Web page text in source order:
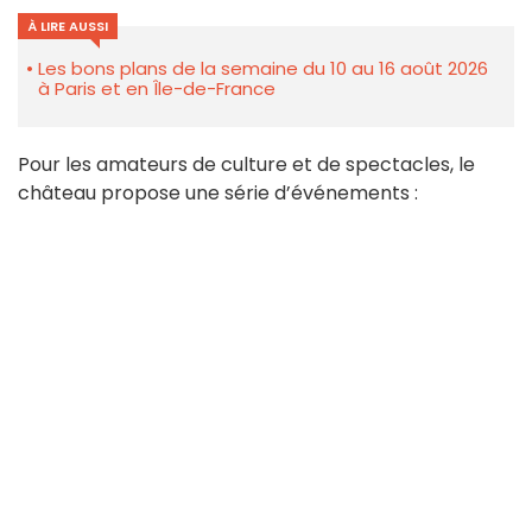
À LIRE AUSSI
Les bons plans de la semaine du 10 au 16 août 2026
à Paris et en Île-de-France
Pour les amateurs de culture et de spectacles, le
château propose une série d’événements :